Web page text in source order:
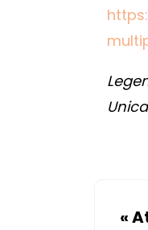
«